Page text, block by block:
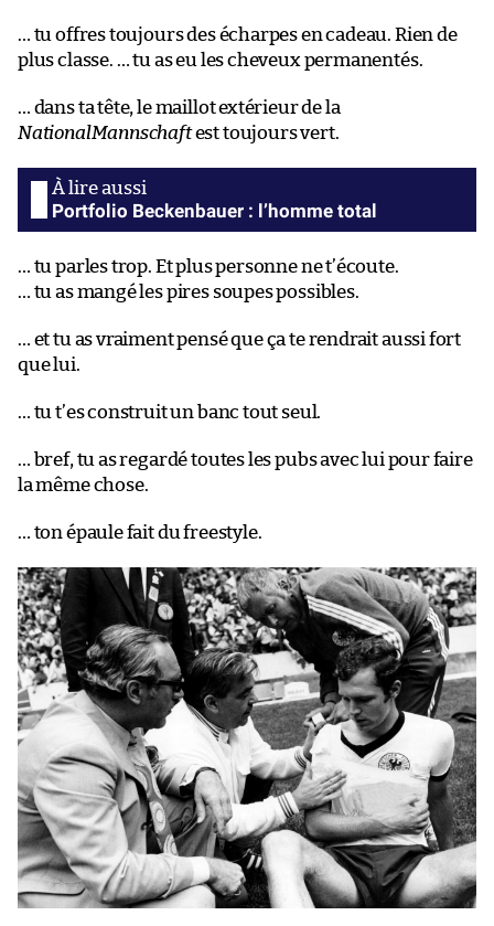
… tu offres toujours des écharpes en cadeau. Rien de
plus classe. … tu as eu les cheveux permanentés.
… dans ta tête, le maillot extérieur de la
NationalMannschaftest toujours vert.
Portfolio Beckenbauer : l’homme total
… tu parles trop. Et plus personne ne t’écoute.
… tu as mangé les pires soupes possibles.
… et tu as vraiment pensé que ça te rendrait aussi fort
que lui.
… tu t’es construit un banc tout seul.
… bref, tu as regardé toutes les pubs avec lui pour faire
la même chose.
… ton épaule fait du freestyle.